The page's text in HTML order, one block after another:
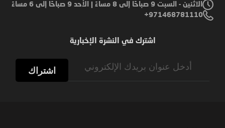
الاثنين - السبت 9 صباحًا إلى 8 مساءً | الأحد 9 صباحًا إلى 6 مساءً
971468781110+
اشترك في النشرة الإخبارية
اشتراك